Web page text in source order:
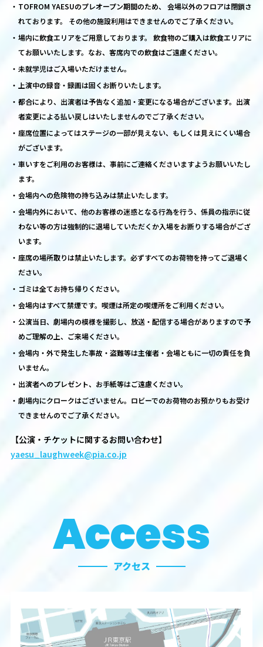
TOFROM YAESUのプレオープン期間のため、 会場以外のフロアは閉鎖さ
れております。 その他の施設利用はできませんのでご了承ください。
場内に飲食エリアをご用意しております。 飲食物のご購入は飲食エリアに
てお願いいたします。なお、客席内での飲食はご遠慮ください。
未就学児はご入場いただけません。
上演中の録音・録画は固くお断りいたします。
都合により、出演者は予告なく追加・変更になる場合がございます。出演
者変更による払い戻しはいたしませんのでご了承ください。
座席位置によってはステージの一部が見えない、もしくは見えにくい場合
がございます。
車いすをご利用のお客様は、事前にご連絡くださいますようお願いいたし
ます。
会場内への危険物の持ち込みは禁止いたします。
会場内外において、他のお客様の迷惑となる行為を行う、係員の指示に従
わない等の方は強制的に退場していただくか入場をお断りする場合がござ
います。
座席の場所取りは禁止いたします。必ずすべてのお荷物を持ってご退場く
ださい。
ゴミは全てお持ち帰りください。
会場内はすべて禁煙です。喫煙は所定の喫煙所をご利用ください。
公演当日、劇場内の模様を撮影し、放送・配信する場合がありますので予
めご理解の上、ご来場ください。
会場内・外で発生した事故・盗難等は主催者・会場ともに一切の責任を負
いません。
出演者へのプレゼント、お手紙等はご遠慮ください。
劇場内にクロークはございません。ロビーでのお荷物のお預かりもお受け
できませんのでご了承ください。
【公演・チケットに関するお問い合わせ】
yaesu_laughweek@pia.co.jp
Access
アクセス